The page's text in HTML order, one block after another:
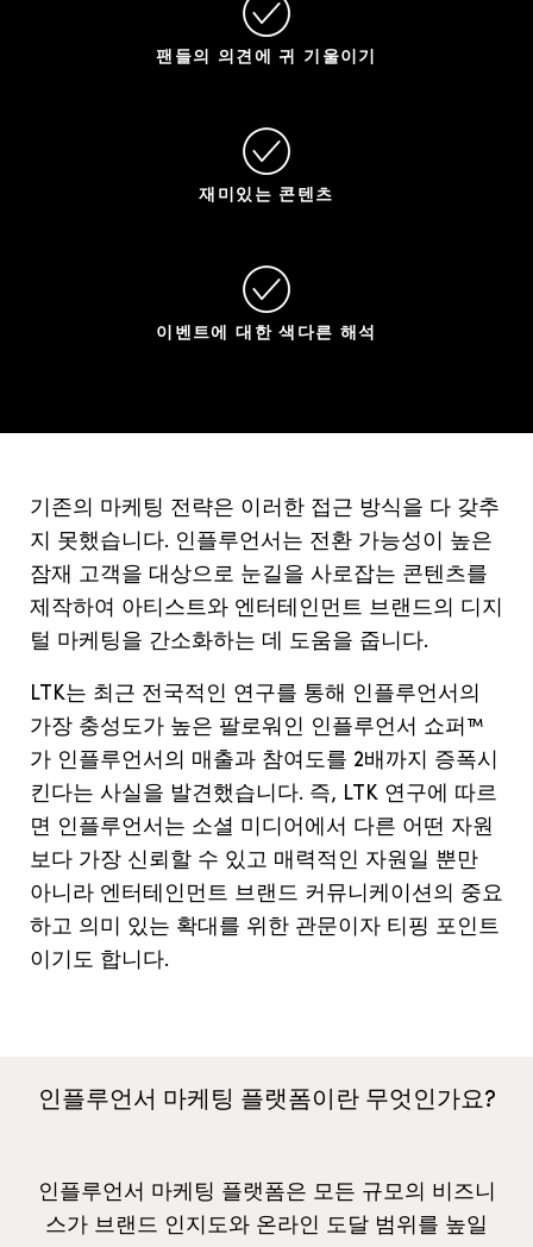
팬들의 의견에 귀 기울이기
재미있는 콘텐츠
이벤트에 대한 색다른 해석
기존의 마케팅 전략은 이러한 접근 방식을 다 갖추
지 못했습니다. 인플루언서는 전환 가능성이 높은
잠재 고객을 대상으로 눈길을 사로잡는 콘텐츠를
제작하여 아티스트와 엔터테인먼트 브랜드의 디지
털 마케팅을 간소화하는 데 도움을 줍니다.
LTK는 최근 전국적인 연구를 통해 인플루언서의
가장 충성도가 높은 팔로워인 인플루언서 쇼퍼™
가 인플루언서의 매출과 참여도를 2배까지 증폭시
킨다는 사실을 발견했습니다. 즉, LTK 연구에 따르
면 인플루언서는 소셜 미디어에서 다른 어떤 자원
보다 가장 신뢰할 수 있고 매력적인 자원일 뿐만
아니라 엔터테인먼트 브랜드 커뮤니케이션의 중요
하고 의미 있는 확대를 위한 관문이자 티핑 포인트
이기도 합니다.
인플루언서 마케팅 플랫폼이란 무엇인가요?
인플루언서 마케팅 플랫폼은 모든 규모의 비즈니
스가 브랜드 인지도와 온라인 도달 범위를 높일